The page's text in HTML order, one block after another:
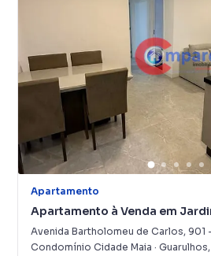
Apartamento
Apartamento à Venda em
Montanha
Avenida Bartholomeu de Carlos, 901 -
Condomínio Cidade Maia · Guarulhos,